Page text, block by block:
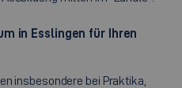
in Esslingen für Ihren
insbesondere bei Praktika,